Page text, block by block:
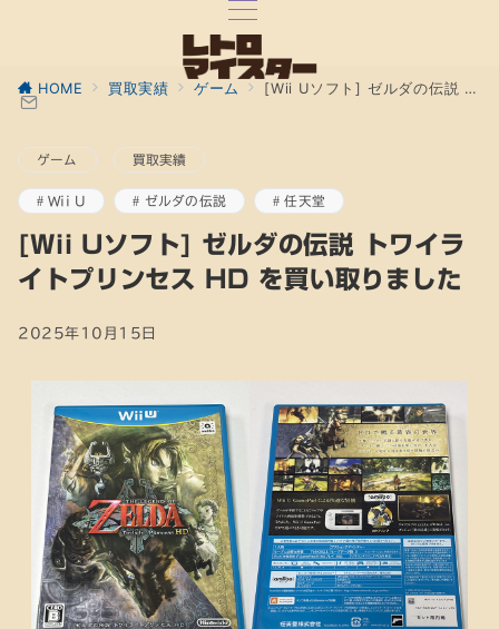
HOME 買取実績 ゲーム [Wii Uソフト] ゼルダの伝説 トワイライトプリンセス HD を買い取りました
ゲーム 買取実績
Wii U ゼルダの伝説 任天堂
[Wii Uソフト] ゼルダの伝説 トワイラ
イトプリンセス HD を買い取りました
2025年10月15日